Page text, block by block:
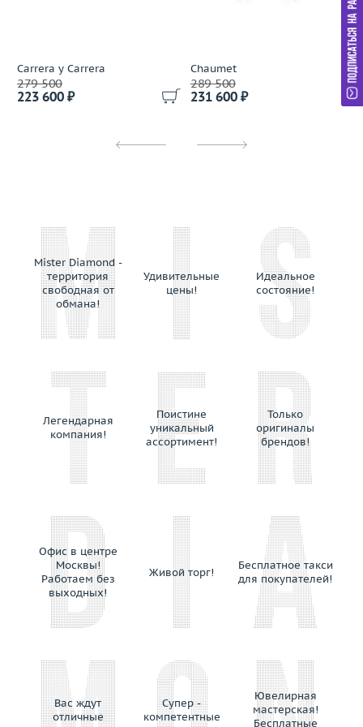
Preziose Torino
Prologue
Robotti Giovanni
Rossi
Salavetti
Salvini
Schoeffel
Sirin
Stefan Hafner
Syntya Gioielli
Tiffany & Co
Utopia
Valentin Yudashkin
Van Cleef & Arpels
Venyx
Verdi
WCJ
Wellendorff
WZP Werner Zappe Pforzheim
Yurachkevich
Carrera y Carrera
279 500
223 600 ₽
Chaumet
289 500
231 600 ₽
Mister Diamond -
территория
свободная от
обмана!
Удивительные
цены!
Идеальное
состояние!
Легендарная
компания!
Поистине
уникальный
ассортимент!
Только
оригиналы
брендов!
Офис в центре
Москвы!
Работаем без
выходных!
Живой торг!
Бесплатное такси
для покупателей!
Вас ждут
отличные
Супер -
компетентные
Ювелирная
мастерская!
Бесплатные